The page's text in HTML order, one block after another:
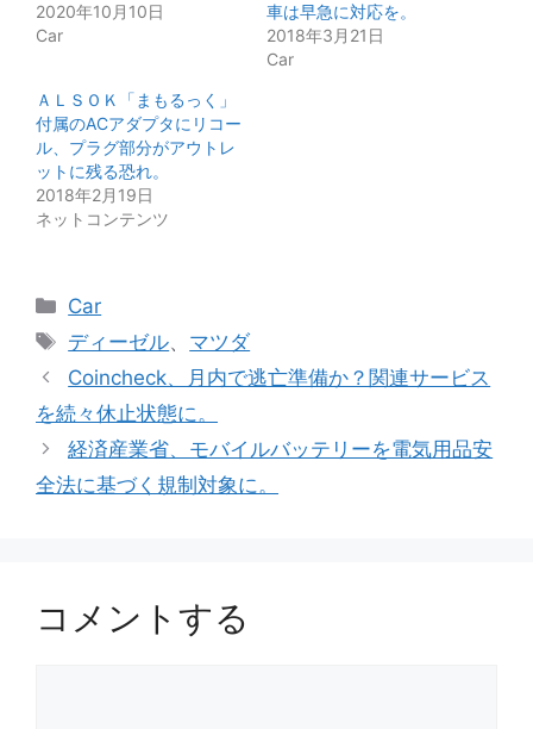
2020年10月10日
Car
車は早急に対応を。
2018年3月21日
Car
ＡＬＳＯＫ「まもるっく」
付属のACアダプタにリコー
ル、プラグ部分がアウトレ
ットに残る恐れ。
2018年2月19日
ネットコンテンツ
カ
テ
リ
ー
Car
タ
グ
ディーゼル、 マツダ
Coincheck、月内で逃亡準備か？関連サービス
を続々休止状態に。
経済産業省、モバイルバッテリーを電気用品安
全法に基づく規制対象に。
コメントする